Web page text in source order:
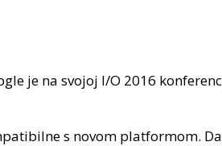
je na svojoj I/O 2016
s novom platformom.